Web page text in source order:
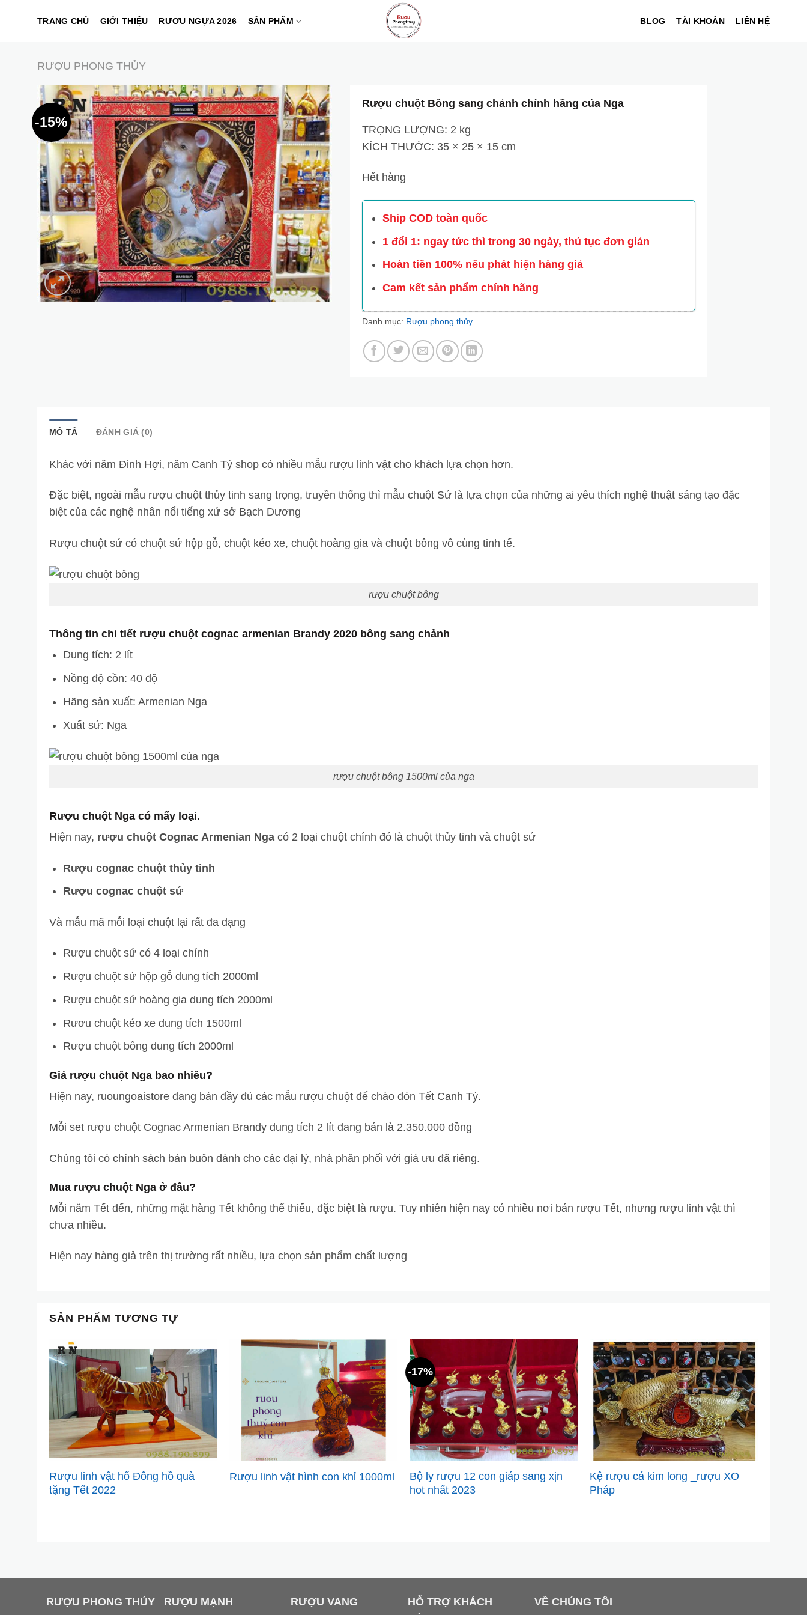
TRANG CHỦ GIỚI THIỆU RƯƠU NGỰA 2026 SẢN PHẨM BLOG TÀI KHOẢN LIÊN HỆ
RƯỢU PHONG THỦY
-15%
Rượu chuột Bông sang chảnh chính hãng của Nga
TRỌNG LƯỢNG: 2 kg
KÍCH THƯỚC: 35 × 25 × 15 cm
Hết hàng
Ship COD toàn quốc
1 đổi 1: ngay tức thì trong 30 ngày, thủ tục đơn giản
Hoàn tiền 100% nếu phát hiện hàng giả
Cam kết sản phẩm chính hãng
Danh mục: Rượu phong thủy
MÔ TẢ ĐÁNH GIÁ (0)
Khác với năm Đinh Hợi, năm Canh Tý shop có nhiều mẫu rượu linh vật cho khách lựa chọn hơn.
Đặc biệt, ngoài mẫu rượu chuột thủy tinh sang trọng, truyền thống thì mẫu chuột Sứ là lựa chọn của những ai yêu thích nghệ thuật sáng tạo đặc
biệt của các nghệ nhân nổi tiếng xứ sở Bạch Dương
Rượu chuột sứ có chuột sứ hộp gỗ, chuột kéo xe, chuột hoàng gia và chuột bông vô cùng tinh tế.
rượu chuột bông
Thông tin chi tiết rượu chuột cognac armenian Brandy 2020 bông sang chảnh
Dung tích: 2 lít
Nồng độ cồn: 40 độ
Hãng sản xuất: Armenian Nga
Xuất sứ: Nga
rượu chuột bông 1500ml của nga
Rượu chuột Nga có mấy loại.
Hiện nay, rượu chuột Cognac Armenian Nga có 2 loại chuột chính đó là chuột thủy tinh và chuột sứ
Rượu cognac chuột thủy tinh
Rượu cognac chuột sứ
Và mẫu mã mỗi loại chuột lại rất đa dạng
Rượu chuột sứ có 4 loại chính
Rượu chuột sứ hộp gỗ dung tích 2000ml
Rượu chuột sứ hoàng gia dung tích 2000ml
Rươu chuột kéo xe dung tích 1500ml
Rượu chuột bông dung tích 2000ml
Giá rượu chuột Nga bao nhiêu?
Hiện nay, ruoungoaistore đang bán đầy đủ các mẫu rượu chuột để chào đón Tết Canh Tý.
Mỗi set rượu chuột Cognac Armenian Brandy dung tích 2 lít đang bán là 2.350.000 đồng
Chúng tôi có chính sách bán buôn dành cho các đại lý, nhà phân phối với giá ưu đã riêng.
Mua rượu chuột Nga ở đâu?
Mỗi năm Tết đến, những mặt hàng Tết không thể thiếu, đặc biệt là rượu. Tuy nhiên hiện nay có nhiều nơi bán rượu Tết, nhưng rượu linh vật thì
chưa nhiều.
Hiện nay hàng giả trên thị trường rất nhiều, lựa chọn sản phẩm chất lượng
SẢN PHẨM TƯƠNG TỰ
Rượu linh vật hổ Đông hồ quà
tặng Tết 2022
Rượu linh vật hình con khỉ 1000ml
-17%
Bộ ly rượu 12 con giáp sang xịn
hot nhất 2023
Kệ rượu cá kim long _rượu XO
Pháp
RƯỢU PHONG THỦY RƯỢU MẠNH RƯỢU VANG
HỖ TRỢ KHÁCH
VỀ CHÚNG TÔI